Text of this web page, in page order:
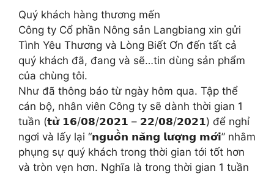
Quý khách hàng thương mến
Công ty Cổ phần Nông sản Langbiang xin gửi
Tình Yêu Thương và Lòng Biết Ơn đến tất cả
quý khách đã, đang và sẽ…tin dùng sản phẩm
của chùng tôi.
Như đã thông báo từ ngày hôm qua. Tập thể
cán bộ, nhân viên Công ty sẽ dành thời gian 1
tuần (𝘁𝘂̛̀ 𝟭𝟲/𝟬𝟴/𝟮𝟬𝟮𝟭 – 𝟮𝟮/𝟬𝟴/𝟮𝟬𝟮𝟭) để nghỉ
ngơi và lấy lại “𝗻𝗴𝘂𝗼̂̀𝗻 𝗻𝗮̆𝗻𝗴 𝗹𝘂̛𝗼̛̣𝗻𝗴 𝗺𝗼̛́𝗶” nhằm
phụng sự quý khách trong thời gian tới tốt hơn
và tròn vẹn hơn. Nghĩa là trong thời gian 1 tuần